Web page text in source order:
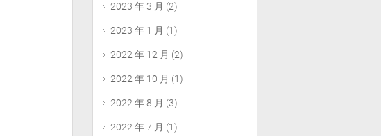
2023 年 3 月 (2)
2023 年 1 月 (1)
2022 年 12 月 (2)
2022 年 10 月 (1)
2022 年 8 月 (3)
2022 年 7 月 (1)